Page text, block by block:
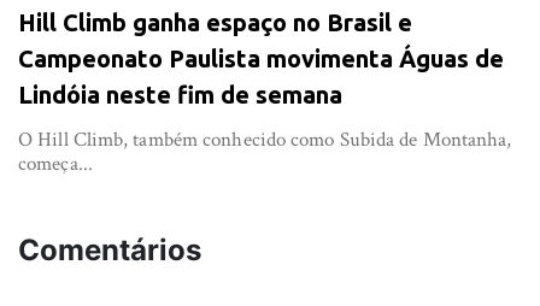
Hill Climb ganha espaço no Brasil e
Campeonato Paulista movimenta Águas de
Lindóia neste fim de semana
O Hill Climb, também conhecido como Subida de Montanha,
começa...
Comentários